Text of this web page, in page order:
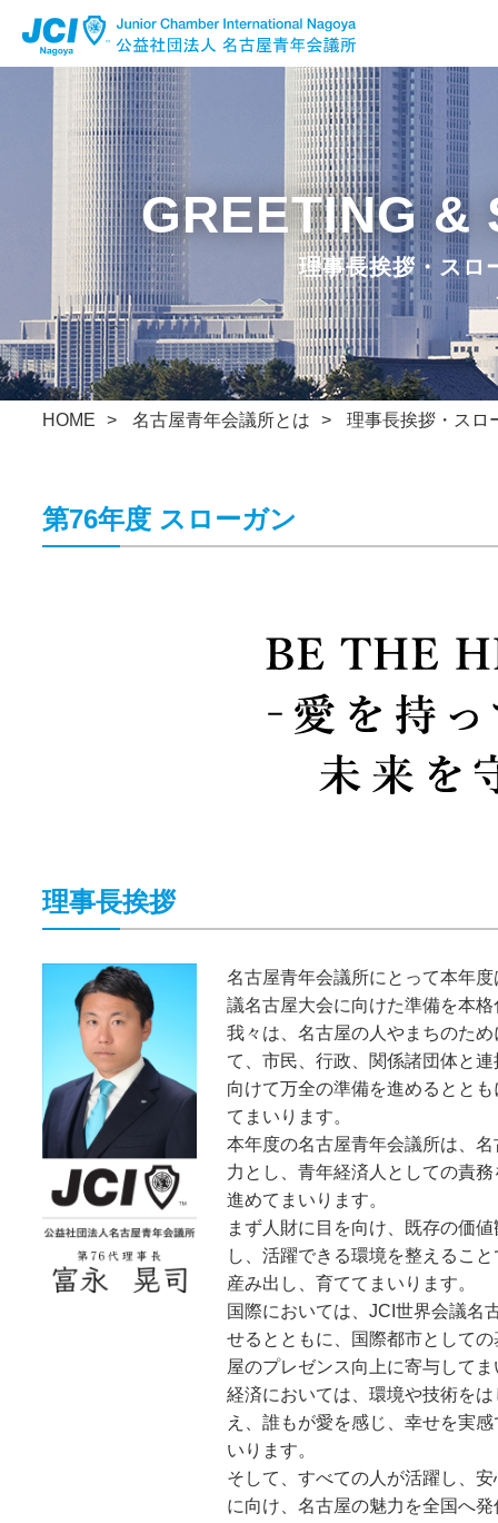
公益社団法人 名古屋青年会議所
Facebook Instagram x
理事長挨拶・スロ
HOME 名古屋青年会議所とは 理事長挨拶・スロ
第76年度 スローガン
理事長挨拶
名古屋青年会議所にとって本年
議名古屋大会に向けた準備を本
我々は、名古屋の人やまちのた
て、市民、行政、関係諸団体と
向けて万全の準備を進めるとと
てまいります。
本年度の名古屋青年会議所は、
力とし、青年経済人としての責
進めてまいります。
まず人財に目を向け、既存の価
し、活躍できる環境を整えるこ
産み出し、育ててまいります。
国際においては、JCI世界会議名
せるとともに、国際都市として
屋のプレゼンス向上に寄与して
経済においては、環境や技術を
え、誰もが愛を感じ、幸せを実
いります。
そして、すべての人が活躍し、
に向け、名古屋の魅力を全国へ